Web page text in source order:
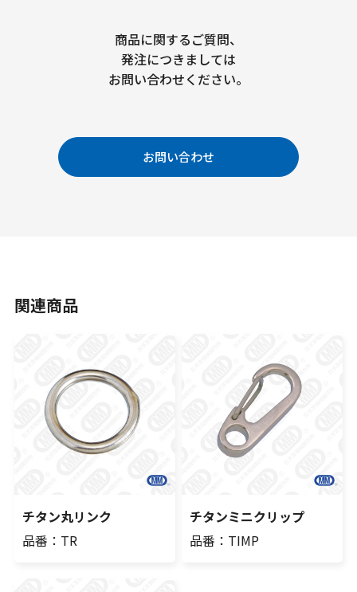
商品に関するご質問、
発注につきましては
お問い合わせください。
お問い合わせ
関連商品
チタン丸リンク
品番：TR
チタンミニクリップ
品番：TIMP